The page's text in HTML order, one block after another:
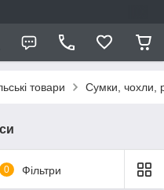
товари Сумки, чохли,
0 Фільтри